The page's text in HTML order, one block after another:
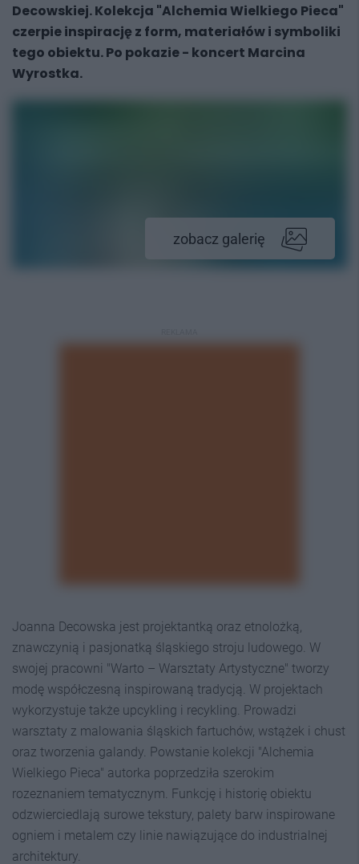
Decowskiej. Kolekcja "Alchemia Wielkiego Pieca"
czerpie inspirację z form, materiałów i symboliki
tego obiektu. Po pokazie - koncert Marcina
Wyrostka.
zobacz galerię
Joanna Decowska jest projektantką oraz etnolożką,
znawczynią i pasjonatką śląskiego stroju ludowego. W
swojej pracowni "Warto – Warsztaty Artystyczne" tworzy
modę współczesną inspirowaną tradycją. W projektach
wykorzystuje także upcykling i recykling. Prowadzi
warsztaty z malowania śląskich fartuchów, wstążek i chust
oraz tworzenia galandy. Powstanie kolekcji "Alchemia
Wielkiego Pieca" autorka poprzedziła szerokim
rozeznaniem tematycznym. Funkcję i historię obiektu
odzwierciedlają surowe tekstury, palety barw inspirowane
ogniem i metalem czy linie nawiązujące do industrialnej
architektury.